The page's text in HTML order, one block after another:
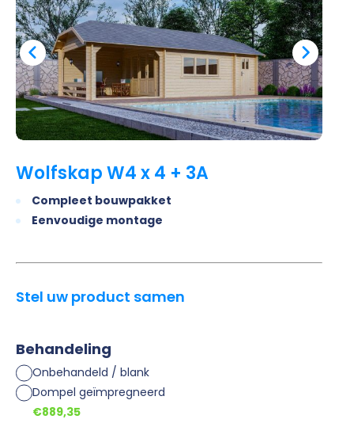
Wolfskap W4 x 4 + 3A
Compleet bouwpakket
Eenvoudige montage
Stel uw product samen
Behandeling
Onbehandeld / blank
Dompel geïmpregneerd
€889,35